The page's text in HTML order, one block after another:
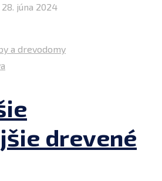
28. júna 2024
a drevodomy
drevené